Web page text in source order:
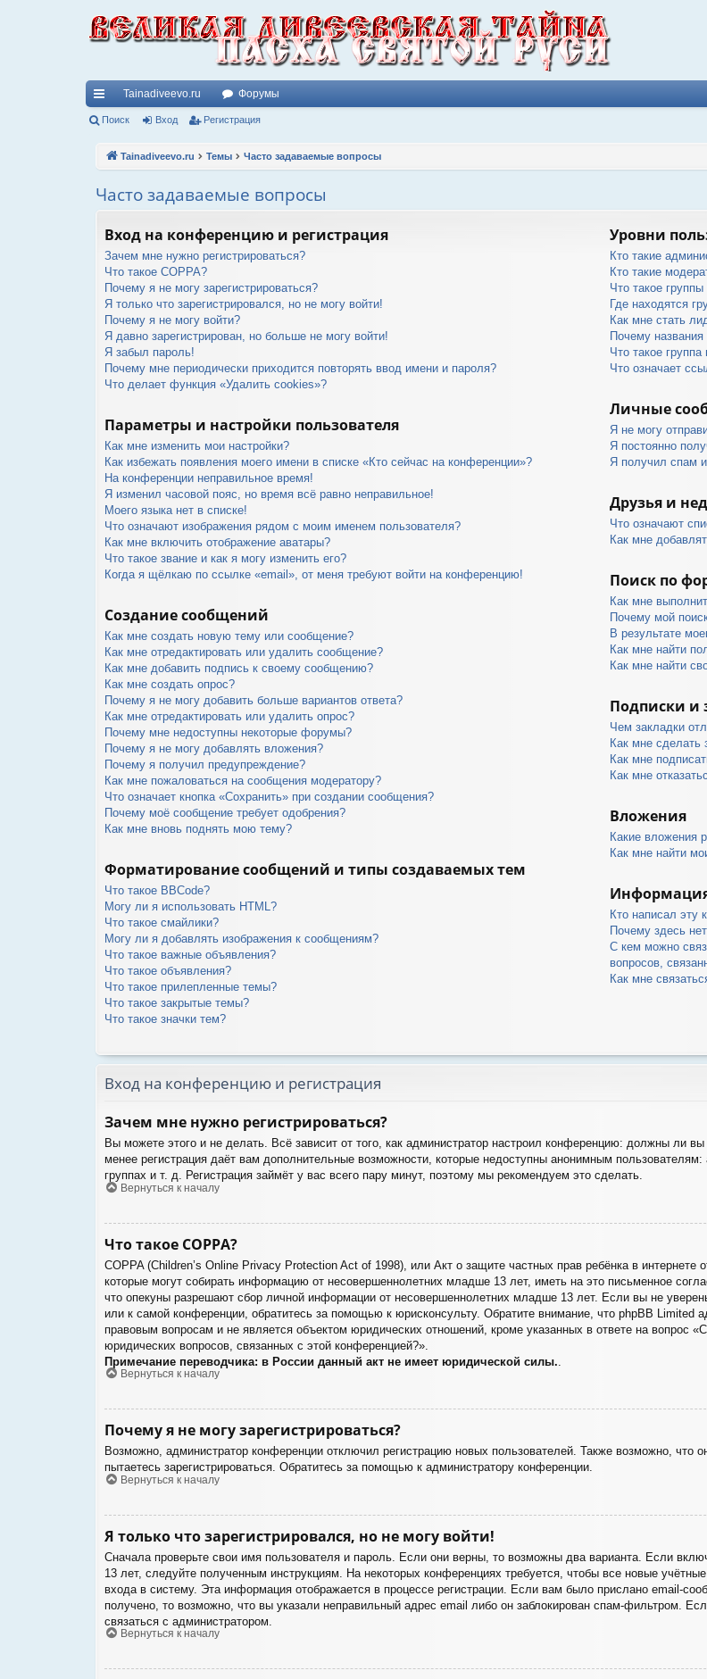
с
Tainadiveevo.ru Форумы
Поиск Вход Регистрация
Tainadiveevo.ru Темы Часто задаваемые вопросы
Часто задаваемые вопросы
Вход на конференцию и регистрация
Зачем мне нужно регистрироваться?
Что такое COPPA?
Почему я не могу зарегистрироваться?
Я только что зарегистрировался, но не могу войти!
Почему я не могу войти?
Я давно зарегистрирован, но больше не могу войти!
Я забыл пароль!
Почему мне периодически приходится повторять ввод имени и пароля?
Что делает функция «Удалить cookies»?
Параметры и настройки пользователя
Как мне изменить мои настройки?
Как избежать появления моего имени в списке «Кто сейчас на конференции»?
На конференции неправильное время!
Я изменил часовой пояс, но время всё равно неправильное!
Моего языка нет в списке!
Что означают изображения рядом с моим именем пользователя?
Как мне включить отображение аватары?
Что такое звание и как я могу изменить его?
Когда я щёлкаю по ссылке «email», от меня требуют войти на конференцию!
Создание сообщений
Как мне создать новую тему или сообщение?
Как мне отредактировать или удалить сообщение?
Как мне добавить подпись к своему сообщению?
Как мне создать опрос?
Почему я не могу добавить больше вариантов ответа?
Как мне отредактировать или удалить опрос?
Почему мне недоступны некоторые форумы?
Почему я не могу добавлять вложения?
Почему я получил предупреждение?
Как мне пожаловаться на сообщения модератору?
Что означает кнопка «Сохранить» при создании сообщения?
Почему моё сообщение требует одобрения?
Как мне вновь поднять мою тему?
Форматирование сообщений и типы создаваемых тем
Что такое BBCode?
Могу ли я использовать HTML?
Что такое смайлики?
Могу ли я добавлять изображения к сообщениям?
Что такое важные объявления?
Что такое объявления?
Что такое прилепленные темы?
Что такое закрытые темы?
Что такое значки тем?
Уровни
Кто такие
Кто такие
Что такое
Где находятся
Как мне стать
Почему
Что такое
Что означает
Личные
Я не могу
Я постоянно
Я получил спам
Друзья и
Что означают
Как мне
Поиск по
Как мне
Почему мой
В результате
Как мне найти
Как мне найти
Подписки и
Чем закладки
Как мне сделать
Как мне
Как мне
Вложения
Какие вложения
Как мне найти
Кто написал эту
Почему здесь
С кем можно
вопросов,
Как мне
Вход на конференцию и регистрация
Зачем мне нужно регистрироваться?
Вы можете этого и не делать. Всё зависит от того, как администратор настроил конференцию: должны ли
менее регистрация даёт вам дополнительные возможности, которые недоступны анонимным
группах и т. д. Регистрация займёт у вас всего пару минут, поэтому мы рекомендуем это сделать.
Вернуться к началу
Что такое COPPA?
COPPA (Children’s Online Privacy Protection Act of 1998), или Акт о защите частных прав ребёнка в
которые могут собирать информацию от несовершеннолетних младше 13 лет, иметь на это письменное
что опекуны разрешают сбор личной информации от несовершеннолетних младше 13 лет. Если вы не
или к самой конференции, обратитесь за помощью к юрисконсульту. Обратите внимание, что phpBB Limited
правовым вопросам и не является объектом юридических отношений, кроме указанных в ответе на вопрос
юридических вопросов, связанных с этой конференцией?».
Примечание переводчика: в России данный акт не имеет юридической силы.
Вернуться к началу
Почему я не могу зарегистрироваться?
Возможно, администратор конференции отключил регистрацию новых пользователей. Также возможно, что
пытаетесь зарегистрироваться. Обратитесь за помощью к администратору конференции.
Вернуться к началу
Я только что зарегистрировался, но не могу войти!
Сначала проверьте свои имя пользователя и пароль. Если они верны, то возможны два варианта. Если
13 лет, следуйте полученным инструкциям. На некоторых конференциях требуется, чтобы все новые
входа в систему. Эта информация отображается в процессе регистрации. Если вам было прислано email-
получено, то возможно, что вы указали неправильный адрес email либо он заблокирован спам-фильтром.
связаться с администратором.
Вернуться к началу